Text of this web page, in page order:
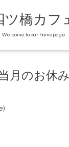
ツ橋カフ
Welcome to our homepage
月のお休み